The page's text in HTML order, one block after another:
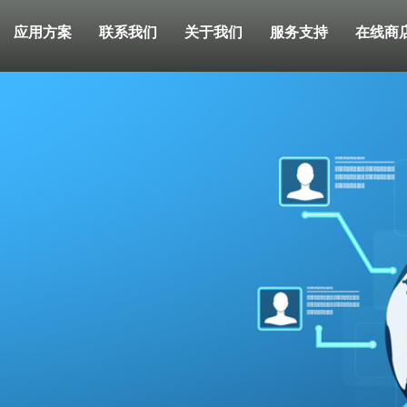
应用方案 联系我们 关于我们 服务支持 在线商